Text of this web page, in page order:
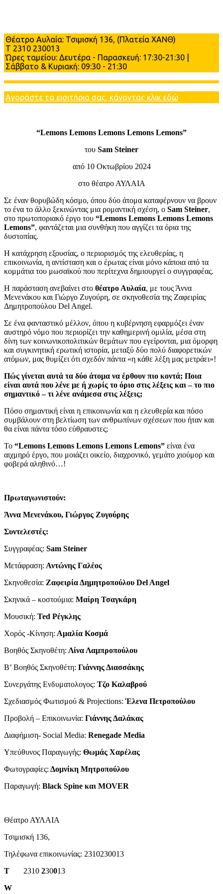
Θέατρο Αυλαία: Τσιμισκή 136, (Πλατεία ΧΑΝΘ)
Τ 2310 230013
Ώρες ταμείου: Δευτέρα - Παρασκευή: 17:30-21:30 |
Σάββατο & Κυριακή: 09:30 - 21:30
Αγοράστε τα εισιτήρια σας, κάνοντας κλικ εδώ
“Lemons Lemons Lemons Lemons Lemons”
του Sam Steiner
από 10 Οκτωβρίου 2024
στο θέατρο ΑΥΛΑΙΑ
Σε έναν θορυβώδη κόσμο, όπου δύο άτομα καταφέρνουν να βρουν
το ένα το άλλο ξεκινώντας μια ρομαντική σχέση, ο Sam Steiner,
στο πρωτοποριακό έργο του “Lemons Lemons Lemons Lemons
Lemons”, φαντάζεται μια συνθήκη που αγγίζει τα όρια της
δυστοπίας.
Η κατάχρηση εξουσίας, ο περιορισμός της ελευθερίας, η
επικοινωνία, η αντίσταση και ο έρωτας είναι μόνο κάποια από τα
κομμάτια του μωσαϊκού που περίτεχνα δημιουργεί ο συγγραφέας.
Η παράσταση ανεβαίνει στο θέατρο Αυλαία, με τους Άννα
Μενενάκου και Γιώργο Ζυγούρη, σε σκηνοθεσία της Ζαφειρίας
Δημητροπούλου Del Angel.
Σε ένα φανταστικό μέλλον, όπου η κυβέρνηση εφαρμόζει έναν
αυστηρό νόμο που περιορίζει την καθημερινή ομιλία, μέσα στη
δίνη των κοινωνικοπολιτικών θεμάτων που εγείρονται, μια όμορφη
και συγκινητική ερωτική ιστορία, μεταξύ δύο πολύ διαφορετικών
ατόμων, μας θυμίζει ότι σχεδόν πάντα «η κάθε λέξη μας μετράει»!
Πώς γίνεται αυτά τα δύο άτομα να έρθουν πιο κοντά; Ποια
είναι αυτά που λένε με ή χωρίς το όριο στις λέξεις και – το πιο
σημαντικό – τι λένε ανάμεσα στις λέξεις;
Πόσο σημαντική είναι η επικοινωνία και η ελευθερία και πόσο
συμβάλουν στη βελτίωση των ανθρωπίνων σχέσεων που ήταν και
θα είναι πάντα τόσο εύθραυστες;
Το “Lemons Lemons Lemons Lemons Lemons” είναι ένα
αιχμηρό έργο, που μοιάζει οικείο, διαχρονικό, γεμάτο χιούμορ και
φοβερά αληθινό…!
Πρωταγωνιστούν:
Άννα Μενενάκου, Γιώργος Ζυγούρης
Συντελεστές:
Συγγραφέας: Sam Steiner
Μετάφραση: Αντώνης Γαλέος
Σκηνοθεσία: Ζαφειρία Δημητροπούλου Del Angel
Σκηνικά – κοστούμια: Μαίρη Τσαγκάρη
Μουσική: Ted Ρέγκλης
Χορός -Κίνηση: Αμαλία Κοσμά
Βοηθός Σκηνοθέτη: Λίνα Λαμπροπούλου
Β’ Βοηθός Σκηνοθέτη: Γιάννης Διασσάκης
Συνεργάτης Ενδυματολογος: Τζο Καλαβρού
Σχεδιασμός Φωτισμού & Projections: Έλενα Πετροπούλου
Προβολή – Επικοινωνία: Γιάννης Δαλάκας
Διαφήμιση- Social Media: Renegade Media
Υπεύθυνος Παραγωγής: Θωμάς Χαρέλας
Φωτογραφίες: Δομνίκη Μητροπούλου
Παραγωγή: Black Spine και MOVER
Θέατρο ΑΥΛΑΙΑ
Τσιμισκή 136,
Τηλέφωνα επικοινωνίας: 2310230013
T 2310 230013
W